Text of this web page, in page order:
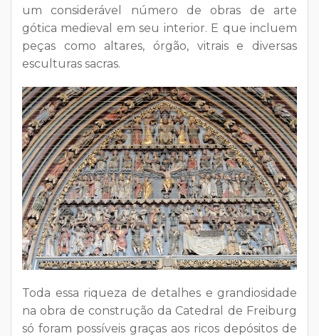
um considerável número de obras de arte
gótica medieval em seu interior. E que incluem
peças como altares, órgão, vitrais e diversas
esculturas sacras.
Toda essa riqueza de detalhes e grandiosidade
na obra de construção da Catedral de Freiburg
só foram possíveis graças aos ricos depósitos de